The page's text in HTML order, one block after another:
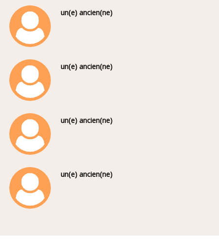
un(e) ancien(ne)
un(e) ancien(ne)
un(e) ancien(ne)
un(e) ancien(ne)